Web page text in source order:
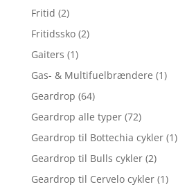
Fritid (2)
Fritidssko (2)
Gaiters (1)
Gas- & Multifuelbrændere (1)
Geardrop (64)
Geardrop alle typer (72)
Geardrop til Bottechia cykler (1)
Geardrop til Bulls cykler (2)
Geardrop til Cervelo cykler (1)